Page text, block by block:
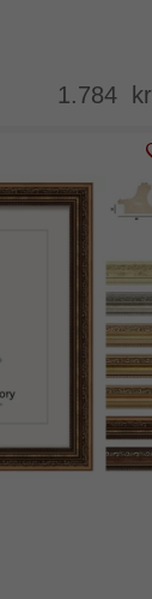
1.784 kr